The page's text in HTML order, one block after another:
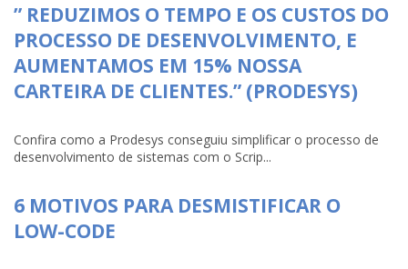
” REDUZIMOS O TEMPO E OS CUSTOS DO
PROCESSO DE DESENVOLVIMENTO, E
AUMENTAMOS EM 15% NOSSA
CARTEIRA DE CLIENTES.” (PRODESYS)
Confira como a Prodesys conseguiu simplificar o processo de
desenvolvimento de sistemas com o Scrip...
6 MOTIVOS PARA DESMISTIFICAR O
LOW-CODE